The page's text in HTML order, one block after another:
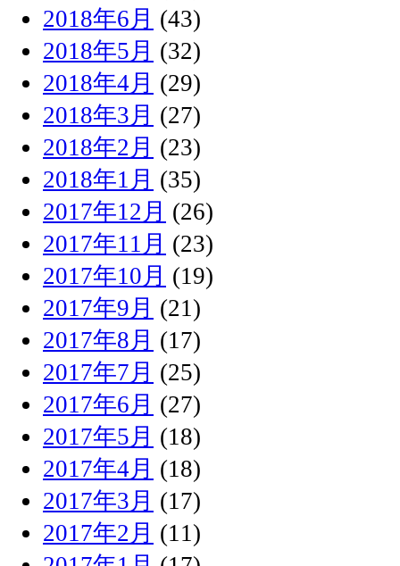
2018年6月 (43)
2018年5月 (32)
2018年4月 (29)
2018年3月 (27)
2018年2月 (23)
2018年1月 (35)
2017年12月 (26)
2017年11月 (23)
2017年10月 (19)
2017年9月 (21)
2017年8月 (17)
2017年7月 (25)
2017年6月 (27)
2017年5月 (18)
2017年4月 (18)
2017年3月 (17)
2017年2月 (11)